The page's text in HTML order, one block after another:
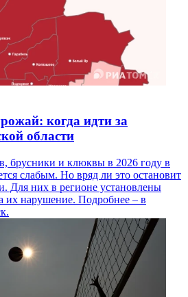
когда идти за
области
брусники и клюквы в 2026 году в
слабым. Но вряд ли это остановит
Для них в регионе установлены
их нарушение. Подробнее – в